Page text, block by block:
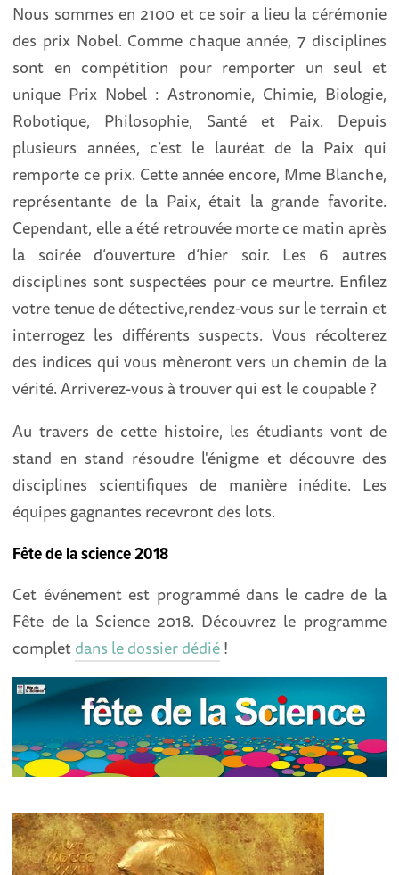
Nous sommes en 2100 et ce soir a lieu la cérémonie
des prix Nobel. Comme chaque année, 7 disciplines
sont en compétition pour remporter un seul et
unique Prix Nobel : Astronomie, Chimie, Biologie,
Robotique, Philosophie, Santé et Paix. Depuis
plusieurs années, c’est le lauréat de la Paix qui
remporte ce prix. Cette année encore, Mme Blanche,
représentante de la Paix, était la grande favorite.
Cependant, elle a été retrouvée morte ce matin après
la soirée d’ouverture d’hier soir. Les 6 autres
disciplines sont suspectées pour ce meurtre. Enfilez
votre tenue de détective,rendez-vous sur le terrain et
interrogez les différents suspects. Vous récolterez
des indices qui vous mèneront vers un chemin de la
vérité. Arriverez-vous à trouver qui est le coupable ?
Au travers de cette histoire, les étudiants vont de
stand en stand résoudre l'énigme et découvre des
disciplines scientifiques de manière inédite. Les
équipes gagnantes recevront des lots.
Fête de la science 2018
Cet événement est programmé dans le cadre de la
Fête de la Science 2018. Découvrez le programme
completdans le dossier dédié!